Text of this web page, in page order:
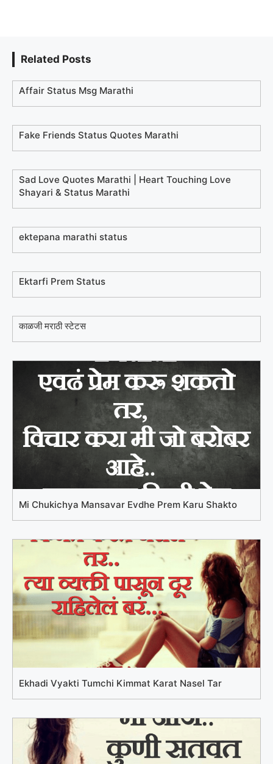
Related Posts
Affair Status Msg Marathi
Fake Friends Status Quotes Marathi
Sad Love Quotes Marathi | Heart Touching Love
Shayari & Status Marathi
ektepana marathi status
Ektarfi Prem Status
काळजी मराठी स्टेटस
Mi Chukichya Mansavar Evdhe Prem Karu Shakto
Ekhadi Vyakti Tumchi Kimmat Karat Nasel Tar